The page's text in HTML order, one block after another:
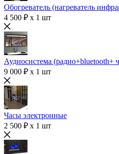
Обогреватель (нагреватель
4 500 ₽ x 1 шт
Аудиосистема (радио+bluetooth+
9 000 ₽ x 1 шт
Часы электронные
2 500 ₽ x 1 шт